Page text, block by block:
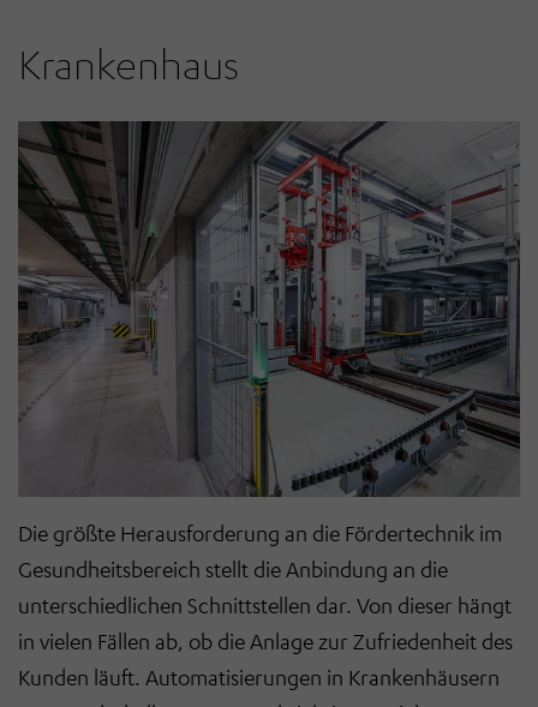
Krankenhaus
Die größte Herausforderung an die Fördertechnik im
Gesundheitsbereich stellt die Anbindung an die
unterschiedlichen Schnittstellen dar. Von dieser hängt
in vielen Fällen ab, ob die Anlage zur Zufriedenheit des
Kunden läuft. Automatisierungen in Krankenhäusern